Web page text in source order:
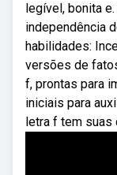
legível, bonita
independência
habilidades:
versões de
f, prontas para
iniciais para
letra f tem suas